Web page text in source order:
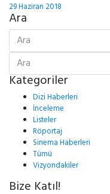
29 Haziran 2018
Ara
Kategoriler
Dizi Haberleri
İnceleme
Listeler
Röportaj
Sinema Haberleri
Tümü
Vizyondakiler
Bize Katıl!